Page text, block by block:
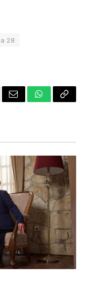
28
Email WhatsApp
Copy